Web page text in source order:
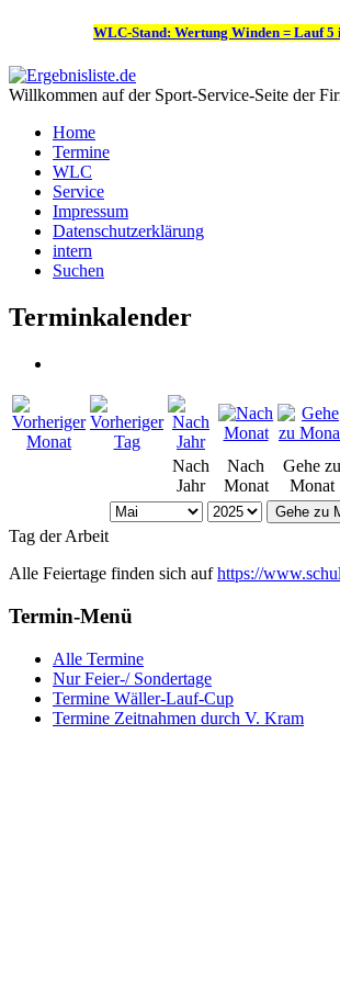
WLC-Stand: Wertung Winden = Lauf 5
Willkommen auf der Sport-Service-Seite der
Home
Termine
WLC
Service
Impressum
Datenschutzerklärung
intern
Suchen
Terminkalender
Nach
Jahr
Nach
Monat
Gehe zu
Monat
Gehe zu
Tag der Arbeit
Alle Feiertage finden sich aufhttps://
Termin-Menü
Alle Termine
Nur Feier-/ Sondertage
Termine Wäller-Lauf-Cup
Termine Zeitnahmen durch V. Kram